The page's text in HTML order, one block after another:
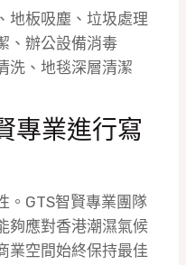
地板吸塵、垃圾處理
、辦公設備消毒
洗、地毯深層清潔
專業進行寫
。GTS智賢專業團隊
夠應對香港潮濕氣候
業空間始終保持最佳